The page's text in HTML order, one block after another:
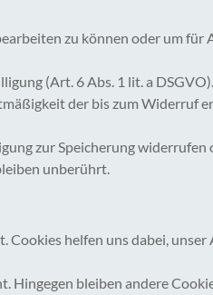
zu können oder um für
(Art. 6 Abs. 1 lit. a
der bis zum Widerruf
zur Speicherung
unberührt.
Cookies helfen uns dabei,
Hingegen bleiben andere